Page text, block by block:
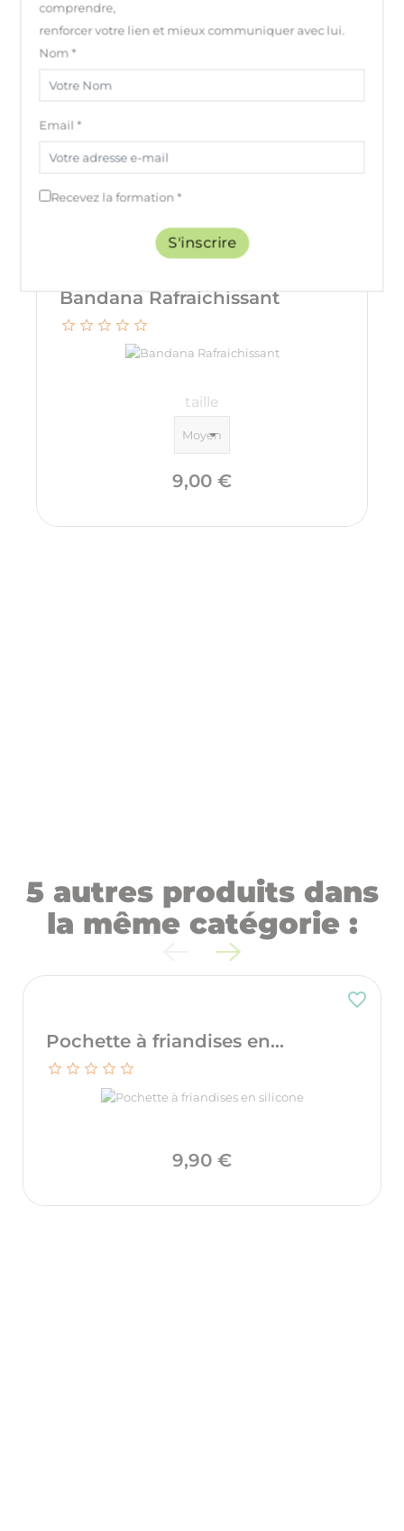
Les clients qui ont
acheté ce produit ont
Bandana Rafraichissant
taille
9,00 €Prix
5 autres produits dans
la même catégorie :
Pochette à friandises en...
favorite_border
9,90 €Prix
comprendre,
renforcer votre lien et mieux communiquer avec lui.
Nom *
Email *
Recevez la formation *
S'inscrire